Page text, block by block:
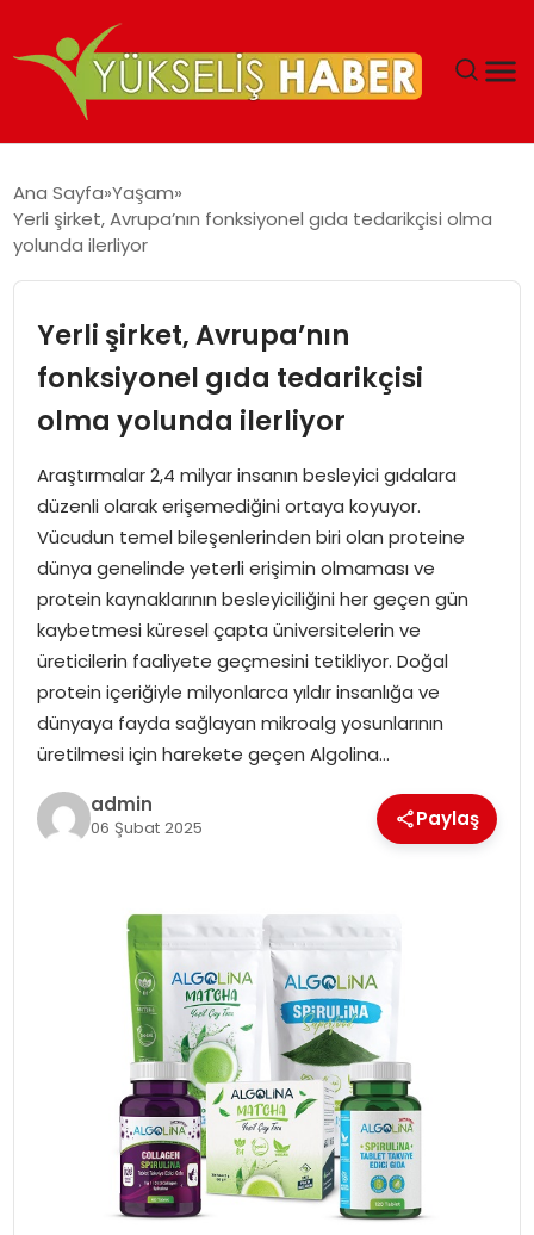
MALIYETLERINI AZALTIYOR’
Ana Sayfa Yaşam
Yerli şirket, Avrupa’nın fonksiyonel gıda tedarikçisi olma
yolunda ilerliyor
Yerli şirket, Avrupa’nın
fonksiyonel gıda tedarikçisi
olma yolunda ilerliyor
Araştırmalar 2,4 milyar insanın besleyici gıdalara
düzenli olarak erişemediğini ortaya koyuyor.
Vücudun temel bileşenlerinden biri olan proteine
dünya genelinde yeterli erişimin olmaması ve
protein kaynaklarının besleyiciliğini her geçen gün
kaybetmesi küresel çapta üniversitelerin ve
üreticilerin faaliyete geçmesini tetikliyor. Doğal
protein içeriğiyle milyonlarca yıldır insanlığa ve
dünyaya fayda sağlayan mikroalg yosunlarının
üretilmesi için harekete geçen Algolina…
admin
06 Şubat 2025 Paylaş